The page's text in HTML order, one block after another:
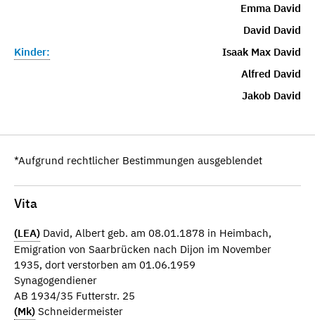
Emma David
David David
Kinder:
Isaak Max David
Alfred David
Jakob David
*Aufgrund rechtlicher Bestimmungen ausgeblendet
Vita
(LEA) David, Albert geb. am 08.01.1878 in Heimbach,
Emigration von Saarbrücken nach Dijon im November
1935, dort verstorben am 01.06.1959
Synagogendiener
AB 1934/35 Futterstr. 25
(Mk) Schneidermeister